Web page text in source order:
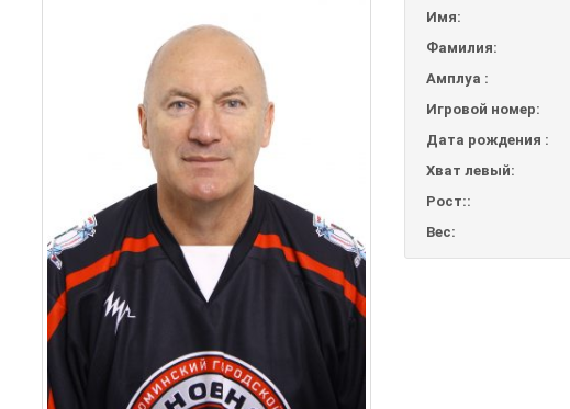
Имя:
Фамилия:
Амплуа :
Игровой номер:
Дата рождения :
Хват левый:
Рост::
Вес: